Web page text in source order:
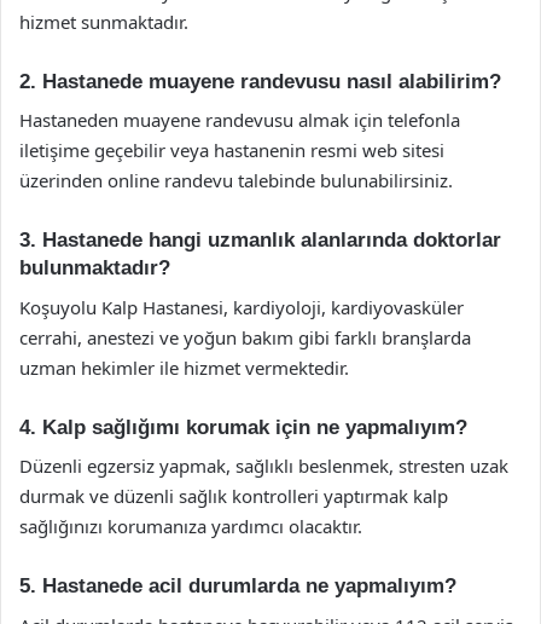
hizmet sunmaktadır.
2. Hastanede muayene randevusu nasıl alabilirim?
Hastaneden muayene randevusu almak için telefonla
iletişime geçebilir veya hastanenin resmi web sitesi
üzerinden online randevu talebinde bulunabilirsiniz.
3. Hastanede hangi uzmanlık alanlarında doktorlar
bulunmaktadır?
Koşuyolu Kalp Hastanesi, kardiyoloji, kardiyovasküler
cerrahi, anestezi ve yoğun bakım gibi farklı branşlarda
uzman hekimler ile hizmet vermektedir.
4. Kalp sağlığımı korumak için ne yapmalıyım?
Düzenli egzersiz yapmak, sağlıklı beslenmek, stresten uzak
durmak ve düzenli sağlık kontrolleri yaptırmak kalp
sağlığınızı korumanıza yardımcı olacaktır.
5. Hastanede acil durumlarda ne yapmalıyım?